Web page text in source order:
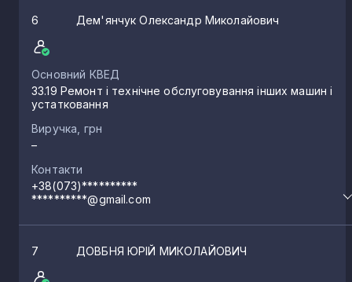
6 Дем'янчук Олександр Миколайович
Основний КВЕД
33.19 Ремонт і технічне обслуговування інших машин і
устатковання
Виручка, грн
–
Контакти
+38(073)**********
**********@gmail.com
7 ДОВБНЯ ЮРІЙ МИКОЛАЙОВИЧ